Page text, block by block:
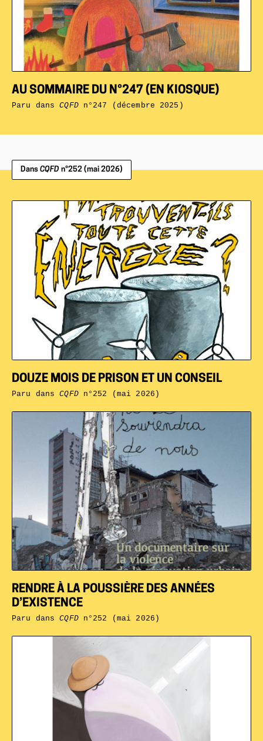
AU SOMMAIRE DU N°247 (EN KIOSQUE)
Paru dansCQFDn°247 (décembre 2025)
Dans CQFD n°252 (mai 2026)
RENDRE À LA POUSSIÈRE DES ANNÉES
D’EXISTENCE
Paru dansCQFDn°252 (mai 2026)
DOUZE MOIS DE PRISON ET UN CONSEIL
Paru dansCQFDn°252 (mai 2026)